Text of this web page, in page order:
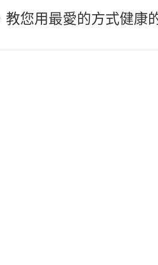
您用最愛的方式健康